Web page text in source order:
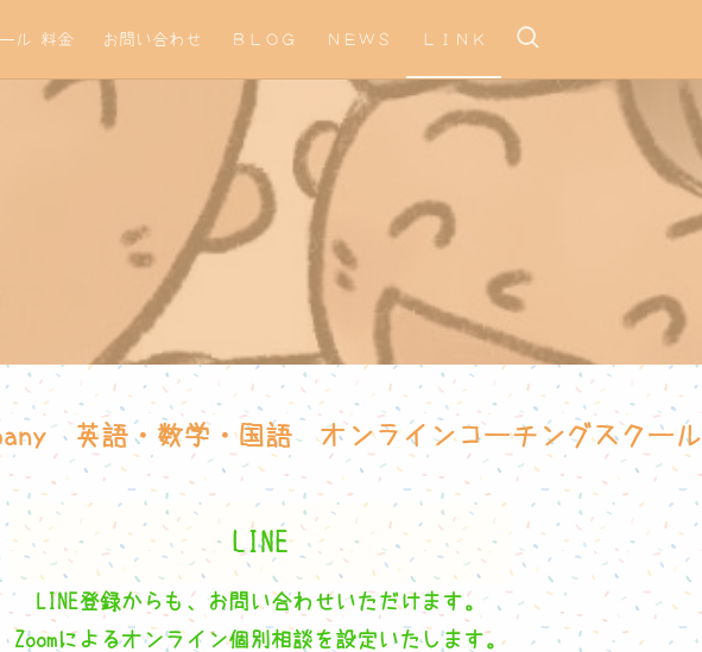
ル 料金 お問い合わせ ＢＬＯＧ ＮＥＷＳ ＬＩＮＫ
英語・数学・国語 オンラインコーチングスクール
LINE
LINE登録からも、お問い合わせいただけます。
Zoomによるオンライン個別相談を設定いたします。